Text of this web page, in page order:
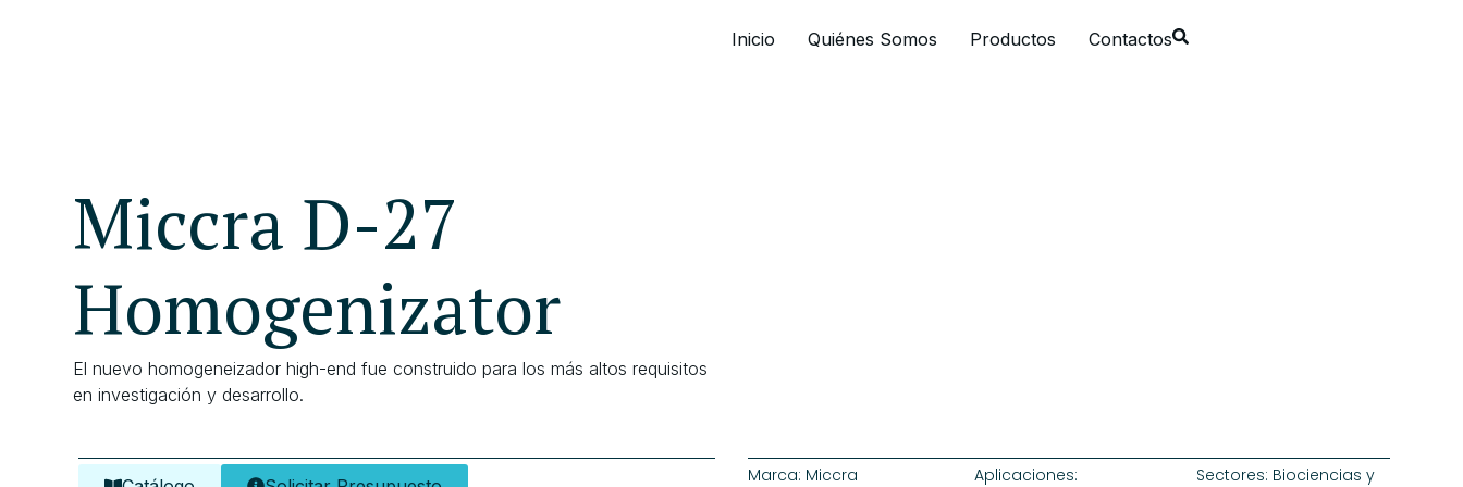
Inicio Quiénes Somos Productos Contactos
Miccra D-27
Homogenizator
El nuevo homogeneizador high-end fue construido para los más altos requisitos
en investigación y desarrollo.
Marca: Miccra Aplicaciones: Sectores: Biociencias y